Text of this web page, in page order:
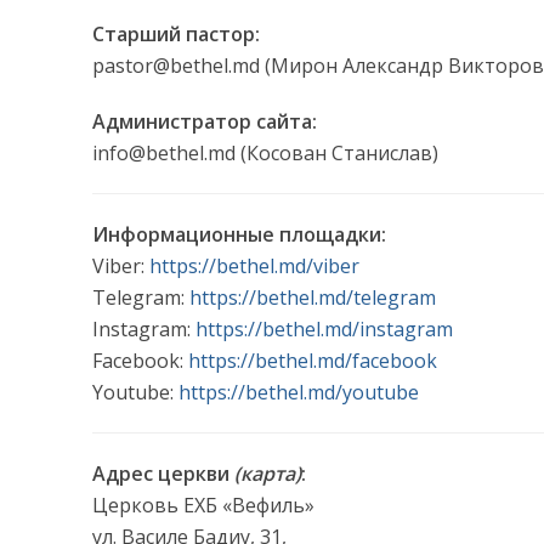
Старший пастор:
pastor@bethel.md (Мирон Александр
Администратор сайта:
info@bethel.md (Косован Станислав)
Информационные площадки:
Viber: https://bethel.md/viber
Telegram: https://bethel.md/telegram
Instagram: https://bethel.md/instagram
Facebook: https://bethel.md/facebook
Youtube: https://bethel.md/youtube
Адрес церкви (карта):
Церковь EXБ «Вефиль»
ул. Василе Бадиу, 31,